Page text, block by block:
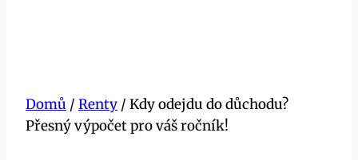
Domů / Renty / Kdy odejdu do důchodu?
Přesný výpočet pro váš ročník!